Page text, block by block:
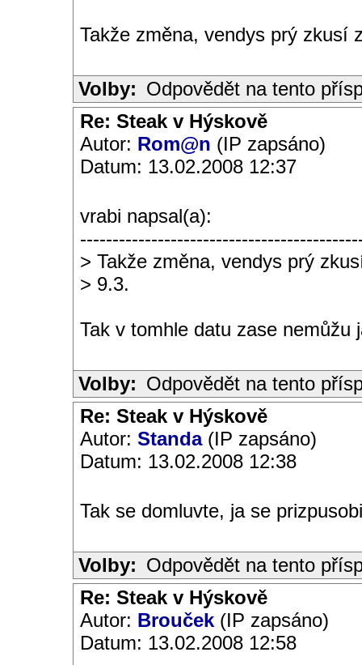
Takže změna, vendys prý zkusí
Volby: Odpovědět na tento
Re: Steak v Hýskově
Autor: Rom@n (IP zapsáno)
Datum: 13.02.2008 12:37
vrabi napsal(a):
> Takže změna, vendys prý
> 9.3.
Tak v tomhle datu zase nemůžu
Volby: Odpovědět na tento
Re: Steak v Hýskově
Autor: Standa(IP zapsáno)
Datum: 13.02.2008 12:38
Tak se domluvte, ja se
Volby: Odpovědět na tento
Re: Steak v Hýskově
Autor: Brouček (IP zapsáno)
Datum: 13.02.2008 12:58